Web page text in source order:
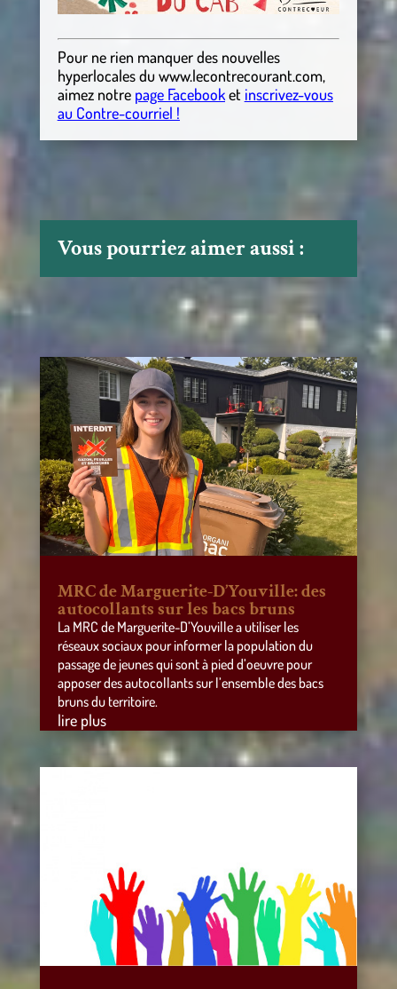
Pour ne rien manquer des nouvelles
hyperlocalesdu www.lecontrecourant.com,
aimez notre page Facebooket inscrivez-vous
au Contre-courriel !
Vous pourriez aimer aussi :
MRC de Marguerite-D’Youville: des
autocollants sur les bacs bruns
La MRC de Marguerite-D’Youville a utiliser les
réseaux sociaux pour informer la population du
passage de jeunes qui sont à pied d’oeuvre pour
apposer des autocollants sur l’ensemble des bacs
bruns du territoire.
lire plus